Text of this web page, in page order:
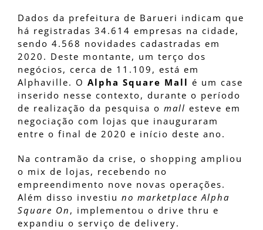
Dados da prefeitura de Barueri indicam que
há registradas 34.614 empresas na cidade,
sendo 4.568 novidades cadastradas em
2020. Deste montante, um terço dos
negócios, cerca de 11.109, está em
Alphaville. O Alpha Square Mall é um case
inserido nesse contexto, durante o período
de realização da pesquisa o mall esteve em
negociação com lojas que inauguraram
entre o final de 2020 e início deste ano.
Na contramão da crise, o shopping ampliou
o mix de lojas, recebendo no
empreendimento nove novas operações.
Além disso investiu no marketplace Alpha
Square On , implementou o drive thru e
expandiu o serviço de delivery.